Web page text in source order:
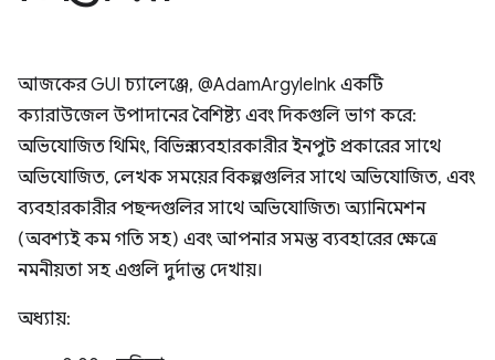
আজকের GUI চ্যালেঞ্জে, @AdamArgyleInk একটি
ক্যারাউজেল উপাদানের বৈশিষ্ট্য এবং দিকগুলি ভাগ করে:
অভিযোজিত থিমিং, বিভিন্ন ব্যবহারকারীর ইনপুট প্রকারের সাথে
অভিযোজিত, লেখক সময়ের বিকল্পগুলির সাথে অভিযোজিত, এবং
ব্যবহারকারীর পছন্দগুলির সাথে অভিযোজিত৷ অ্যানিমেশন
(অবশ্যই কম গতি সহ) এবং আপনার সমস্ত ব্যবহারের ক্ষেত্রে
নমনীয়তা সহ এগুলি দুর্দান্ত দেখায়।
অধ্যায়: